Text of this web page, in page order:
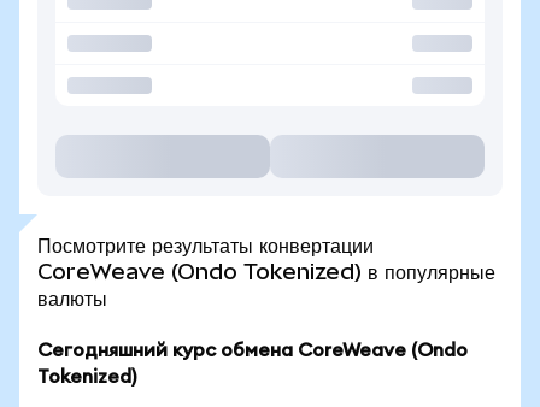
Посмотрите результаты конвертации
CoreWeave (Ondo Tokenized) в популярные
валюты
Сегодняшний курс обмена CoreWeave (Ondo
Tokenized)